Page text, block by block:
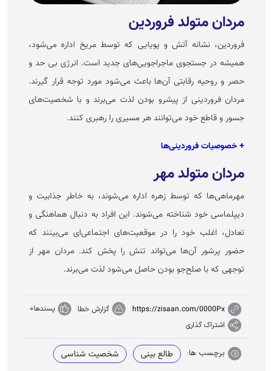
مردان متولد فروردین
فروردین، نشانه آتش و پویایی که توسط مریخ اداره می‌شود،
همیشه در جستجوی ماجراجویی‌های جدید است. انرژی بی حد و
حصر و روحیه رقابتی آن‌ها باعث می‌شود مورد توجه قرار گیرند.
مردان فروردینی از پیشرو بودن لذت می‌برند و با شخصیت‌های
جسور و قاطع خود می‌توانند هر مسیری را رهبری کنند.
+ خصوصیات فروردینی‌ها
مردان متولد مهر
مهرماهی‌ها که توسط زهره اداره می‌شوند، به خاطر جذابیت و
دیپلماسی خود شناخته می‌شوند. این افراد به دنبال هماهنگی و
تعادل، اغلب خود را در موقعیت‌های اجتماعی‌ای می‌بینند که
حضور پرشور آن‌ها می‌تواند تنش را پخش کند. مردان مهر از
توجهی که با صلح‌جو بودن حاصل می‌شود لذت می‌برند.
https://zisaan.com/0000Px گزارش خطا پسندها0
اشتراک گذاری
برچسب ها: طالع بینی شخصیت شناسی